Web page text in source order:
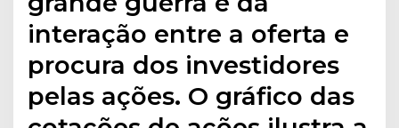
interação entre a oferta e
procura dos investidores
pelas ações. O gráfico das